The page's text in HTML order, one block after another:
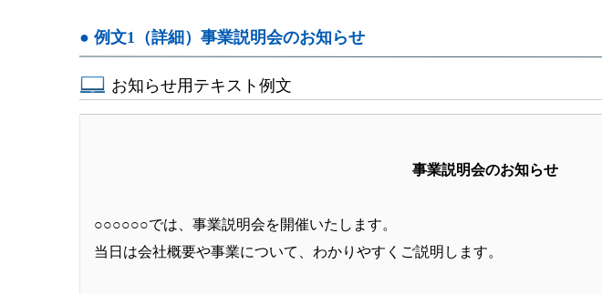
● 例文1（詳細）事業説明会のお知らせ
お知らせ用テキスト例文
事業説明会のお知らせ
○○○○○○では、事業説明会を開催いたします。
当日は会社概要や事業について、わかりやすくご説明します。